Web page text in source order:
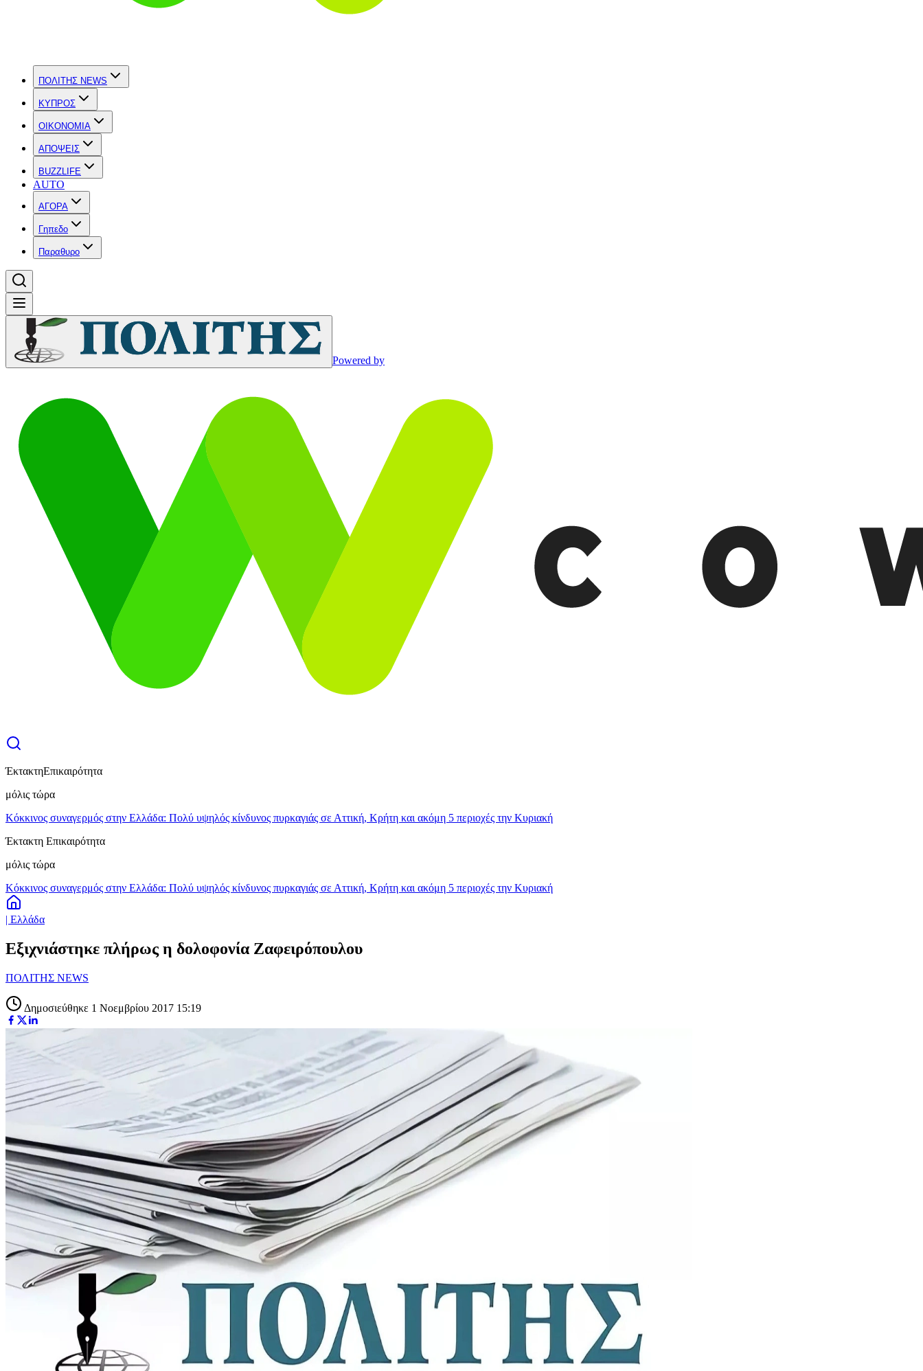
ΠΟΛΙΤΗΣ NEWS
ΚΥΠΡΟΣ
OIKONOMIA
ΑΠΟΨΕΙΣ
BUZZLIFE
AUTO
ΑΓΟΡΑ
Γηπεδο
Παραθυρο
Powered by
ΈκτακτηΕπικαιρότητα
μόλις τώρα
Κόκκινος συναγερμός στην Ελλάδα: Πολύ υψηλός κίνδυνος πυρκαγιάς σε Αττική, Κρήτη και ακόμη 5 περιοχές την Κυριακή
Έκτακτη Επικαιρότητα
μόλις τώρα
Κόκκινος συναγερμός στην Ελλάδα: Πολύ υψηλός κίνδυνος πυρκαγιάς σε Αττική, Κρήτη και ακόμη 5 περιοχές την Κυριακή
| Ελλάδα
Εξιχνιάστηκε πλήρως η δολοφονία Ζαφειρόπουλου
ΠΟΛΙΤΗΣ NEWS
Δημοσιεύθηκε 1 Νοεμβρίου 2017 15:19